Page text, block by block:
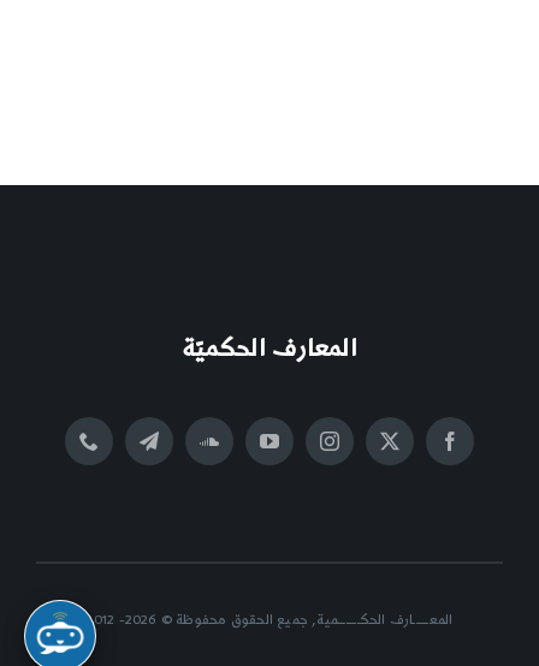
المعارف الحكميّة
المعــــــارف الحكــــــــمية, جميع الحقوق محفوظة © 2026- 2012